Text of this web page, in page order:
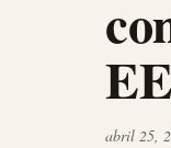
abril 25,